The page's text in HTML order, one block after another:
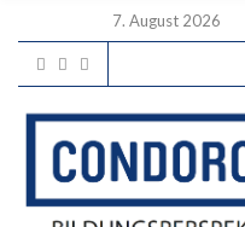
7. August 2026